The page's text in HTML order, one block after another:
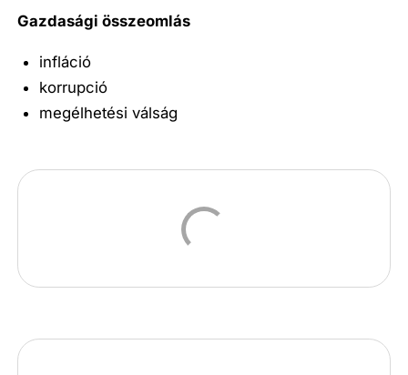
Gazdasági összeomlás
infláció
korrupció
megélhetési válság